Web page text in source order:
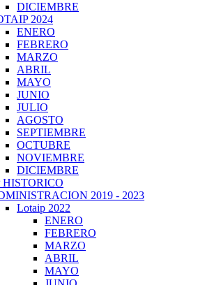
DICIEMBRE
2024
ENERO
FEBRERO
MARZO
ABRIL
MAYO
JUNIO
JULIO
AGOSTO
SEPTIEMBRE
OCTUBRE
NOVIEMBRE
DICIEMBRE
2019 - 2023
Lotaip 2022
ENERO
FEBRERO
MARZO
ABRIL
MAYO